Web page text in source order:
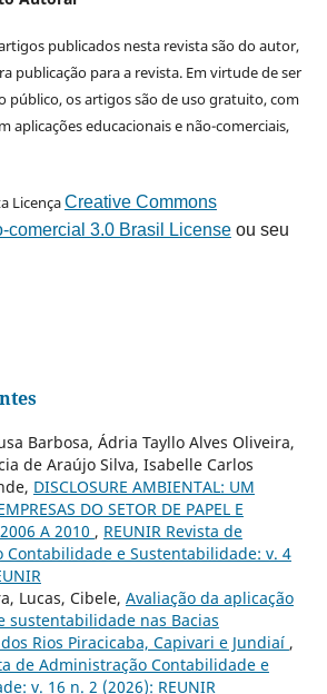
publicados nesta revista são do autor,
publicação para a revista. Em virtude de ser
público, os artigos são de uso gratuito, com
aplicações educacionais e não-comerciais,
LicençaCreative Commons
comercial 3.0 Brasil Licenseou seu
Barbosa, Ádria Tayllo Alves Oliveira,
de Araújo Silva, Isabelle Carlos
DISCLOSURE AMBIENTAL: UM
DO SETOR DE PAPEL E
A 2010 , REUNIR Revista de
Contabilidade e Sustentabilidade: v. 4
Lucas, Cibele, Avaliação da aplicação
sustentabilidade nas Bacias
Rios Piracicaba, Capivari e Jundiaí ,
de Administração Contabilidade e
v. 16 n. 2 (2026): REUNIR